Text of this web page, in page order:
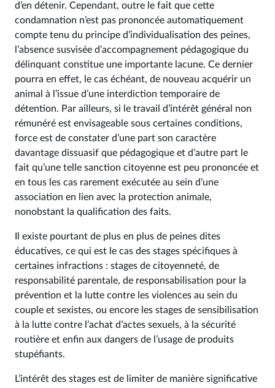
d’en détenir. Cependant, outre le fait que cette
condamnation n’est pas prononcée automatiquement
compte tenu du principe d’individualisation des peines,
l’absence susvisée d’accompagnement pédagogique du
délinquant constitue une importante lacune. Ce dernier
pourra en effet, le cas échéant, de nouveau acquérir un
animal à l’issue d’une interdiction temporaire de
détention. Par ailleurs, si le travail d’intérêt général non
rémunéré est envisageable sous certaines conditions,
force est de constater d’une part son caractère
davantage dissuasif que pédagogique et d’autre part le
fait qu’une telle sanction citoyenne est peu prononcée et
en tous les cas rarement exécutée au sein d’une
association en lien avec la protection animale,
nonobstant la qualification des faits.
Il existe pourtant de plus en plus de peines dites
éducatives, ce qui est le cas des stages spécifiques à
certaines infractions : stages de citoyenneté, de
responsabilité parentale, de responsabilisation pour la
prévention et la lutte contre les violences au sein du
couple et sexistes, ou encore les stages de sensibilisation
à la lutte contre l’achat d’actes sexuels, à la sécurité
routière et enfin aux dangers de l’usage de produits
stupéfiants.
L’intérêt des stages est de limiter de manière significative